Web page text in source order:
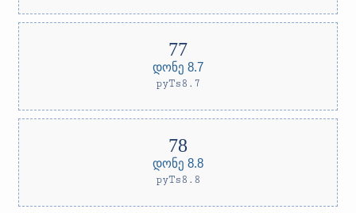
დონე 8.7
pyTs8.7
დონე 8.8
pyTs8.8